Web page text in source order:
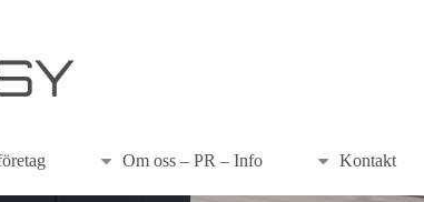
Om oss – PR – Info Kontakt